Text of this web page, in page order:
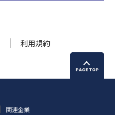
利用規約
関連企業